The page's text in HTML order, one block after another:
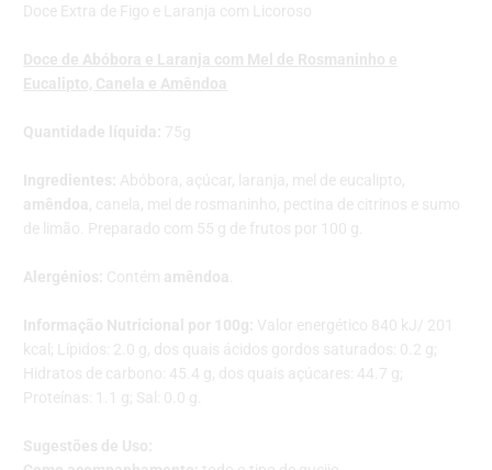
Doce Extra de Figo e Laranja com Licoroso
Doce de Abóbora e Laranja com Mel de Rosmaninho e
Eucalipto, Canela e Amêndoa
Quantidade líquida: 75g
Ingredientes:
Abóbora, açúcar, laranja, mel de eucalipto,
amêndoa, canela, mel de rosmaninho, pectina de citrinos e sumo
de limão. Preparado com 55 g de frutos por 100 g.
Alergénios: Contém amêndoa
Informação Nutricional por 100g: Valor energético 840 kJ/ 201
kcal; Lípidos: 2.0 g, dos quais ácidos gordos saturados: 0.2 g;
Hidratos de carbono: 45.4 g, dos quais açúcares: 44.7 g;
Proteínas: 1.1 g; Sal: 0.0 g.
Sugestões de Uso: